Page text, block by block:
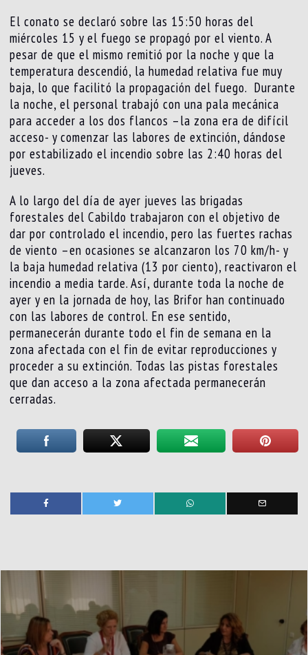
El conato se declaró sobre las 15:50 horas del
miércoles 15 y el fuego se propagó por el viento. A
pesar de que el mismo remitió por la noche y que la
temperatura descendió, la humedad relativa fue muy
baja, lo que facilitó la propagación del fuego. Durante
la noche, el personal trabajó con una pala mecánica
para acceder a los dos flancos –la zona era de difícil
acceso- y comenzar las labores de extinción, dándose
por estabilizado el incendio sobre las 2:40 horas del
jueves.
A lo largo del día de ayer jueves las brigadas
forestales del Cabildo trabajaron con el objetivo de
dar por controlado el incendio, pero las fuertes rachas
de viento –en ocasiones se alcanzaron los 70 km/h- y
la baja humedad relativa (13 por ciento), reactivaron el
incendio a media tarde. Así, durante toda la noche de
ayer y en la jornada de hoy, las Brifor han continuado
con las labores de control. En ese sentido,
permanecerán durante todo el fin de semana en la
zona afectada con el fin de evitar reproducciones y
proceder a su extinción. Todas las pistas forestales
que dan acceso a la zona afectada permanecerán
cerradas.